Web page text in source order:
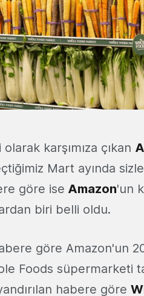
karşımıza çıkan
Mart ayında
göre ise Amazon'un
biri belli oldu.
göre Amazon'un
Foods süpermarketi
habere göre